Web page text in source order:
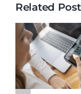
Related